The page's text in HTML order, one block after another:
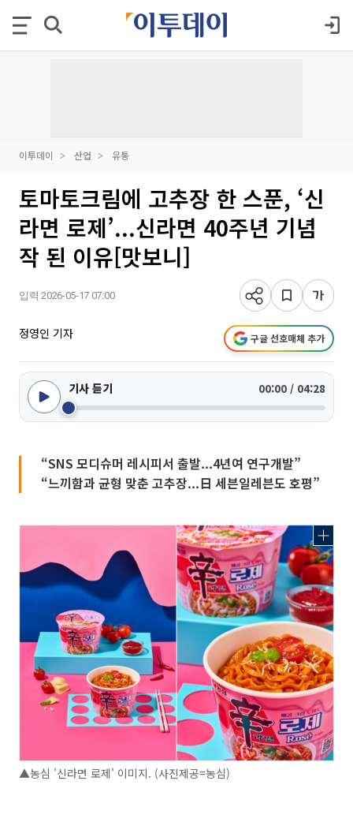
이투데이 산업 유통
토마토크림에 고추장 한 스푼, ‘신
라면 로제’...신라면 40주년 기념
작 된 이유[맛보니]
입력 2026-05-17 07:00
정영인 기자 구글 선호매체 추가
기사 듣기 00:00 / 04:28
“SNS 모디슈머 레시피서 출발...4년여 연구개발”
“느끼함과 균형 맞춘 고추장...日 세븐일레븐도 호평”
▲농심 '신라면 로제' 이미지. (사진제공=농심)